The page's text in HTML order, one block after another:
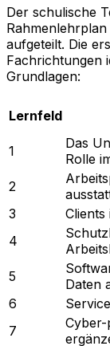
Der schulische
aufgeteilt. Die
Fachrichtungen
Grundlagen:
Lernfeld
1
Das
Rolle
2
3
4
5
Daten
6
7
Cyber-